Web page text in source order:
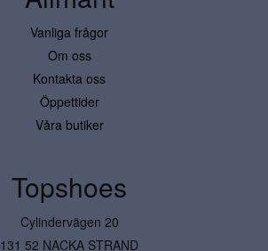
Vanliga frågor
Om oss
Kontakta oss
Öppettider
Våra butiker
Topshoes
Cylindervägen 20
131 52 NACKA STRAND